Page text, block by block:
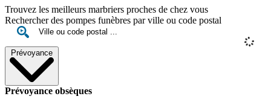
Trouvez les meilleurs marbriers proches de chez vous
Rechercher des pompes funèbres par ville ou code postal
Prévoyance
Prévoyance obsèques